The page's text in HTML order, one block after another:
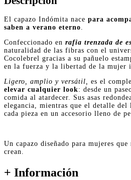
El capazo Indómita nace para
saben a verano eterno.
Confeccionado en rafia trenzada de
naturalidad de las fibras con el
Cocolebrel gracias a su pañuelo
en la fuerza y la libertad de la mujer
Ligero, amplio y versátil, es el
elevar cualquier look: desde un
comida al atardecer. Sus asas
elegancia, mientras que el detalle del
cada pieza en un accesorio lleno de
Un capazo diseñado para mujeres
crean.
+ Información